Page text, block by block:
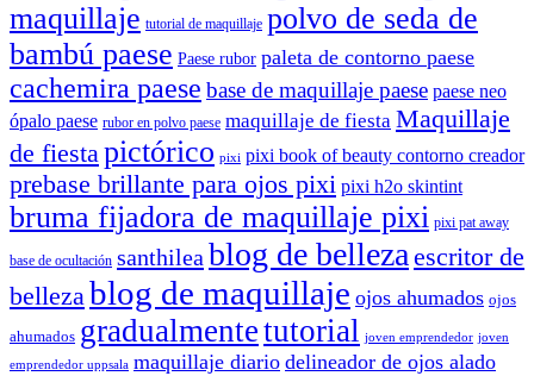
maquillaje tutorial de maquillaje polvo de seda de
bambú paese Paese rubor paleta de contorno paese
cachemira paese base de maquillaje paese paese neo
ópalo paese rubor en polvo paese maquillaje de fiesta Maquillaje
de fiestapictórico pixi pixi book of beauty contorno creador
prebase brillante para ojos pixi pixi h2o skintint
bruma fijadora de maquillaje pixi pixi pat away
base de ocultación santhileablog de bellezaescritor de
bellezablog de maquillaje ojos ahumados ojos
ahumados gradualmentetutorial joven emprendedor joven
emprendedor uppsala maquillaje diario delineador de ojos alado